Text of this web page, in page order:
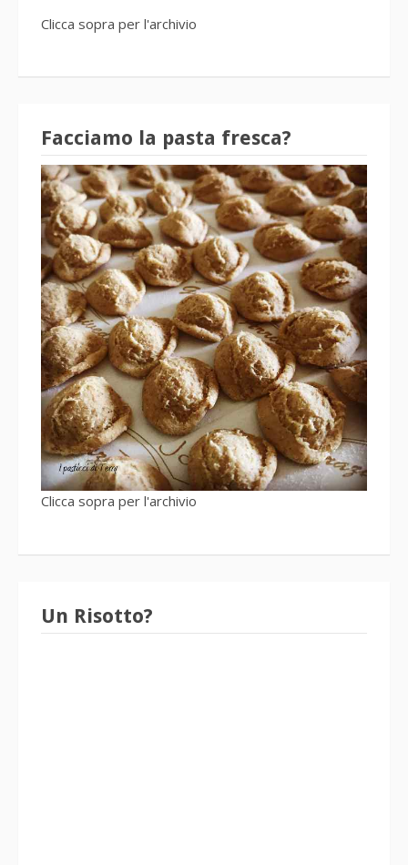
Clicca sopra per l'archivio
Facciamo la pasta fresca?
Clicca sopra per l'archivio
Un Risotto?